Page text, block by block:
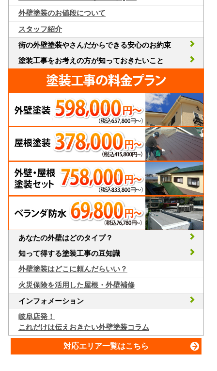
外壁塗装のお値段について
スタッフ紹介
街の外壁塗装やさんだからできる安心のお約束
塗装工事をお考えの方が知っておきたいこと
あなたの外壁はどのタイプ？
知って得する塗装工事の豆知識
外壁塗装はどこに頼んだらいい？
火災保険を活用した屋根・外壁補修
インフォメーション
岐阜店発！
これだけは伝えおきたい外壁塗装コラム
対応エリア一覧はこちら